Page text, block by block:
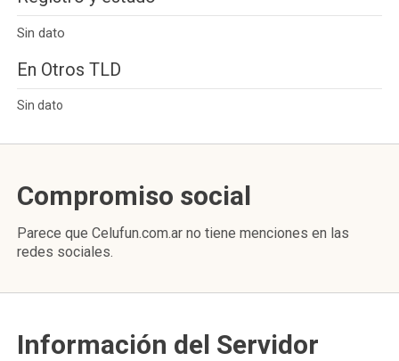
Sin dato
En Otros TLD
Sin dato
Compromiso social
Parece que Celufun.com.ar no tiene menciones en las
redes sociales.
Información del Servidor